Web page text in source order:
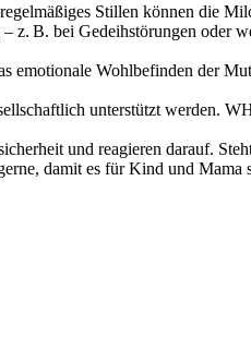
Stillen können die
B. bei Gedeihstörungen oder
emotionale Wohlbefinden der
unterstützt werden.
und reagieren darauf.
damit es für Kind und Mama